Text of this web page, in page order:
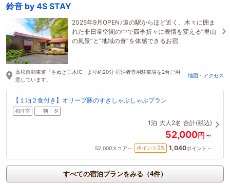
鈴音 by 4S STAY
2025年9月OPEN♪道の駅からほど近く、木々に囲ま
れた非日常空間の中で四季折々に表情を変える”里山
の風景”と”地域の食”を体感できるお宿
高松自動車道「さぬき三木IC」より約20分 宿泊者専用駐車場を2台ご用
意しています。
地図・アクセス
【１泊２食付き】オリーブ豚のすきしゃぶしゃぶプラン
和洋室 朝・夕
1泊 大人2名 合計(税込)
52,000円～
52,000スコア～ ポイント 2% 1,040ポイント～
すべての宿泊プランをみる（4件）